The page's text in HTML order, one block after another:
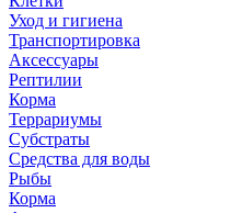
Уход и гигиена
Транспортировка
Аксессуары
Рептилии
Корма
Террариумы
Субстраты
Средства для воды
Рыбы
Корма